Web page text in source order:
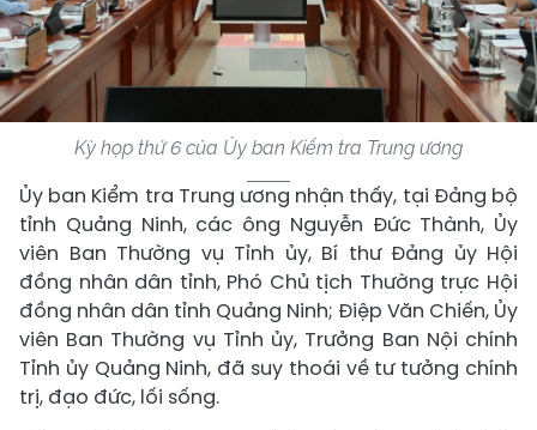
Kỳ họp thứ 6 của Ủy ban Kiểm tra Trung ương
Ủy ban Kiểm tra Trung ương nhận thấy, tại Đảng bộ
tỉnh Quảng Ninh, các ông Nguyễn Đức Thành, Ủy
viên Ban Thường vụ Tỉnh ủy, Bí thư Đảng ủy Hội
đồng nhân dân tỉnh, Phó Chủ tịch Thường trực Hội
đồng nhân dân tỉnh Quảng Ninh; Điệp Văn Chiến, Ủy
viên Ban Thường vụ Tỉnh ủy, Trưởng Ban Nội chính
Tỉnh ủy Quảng Ninh, đã suy thoái về tư tưởng chính
trị, đạo đức, lối sống.